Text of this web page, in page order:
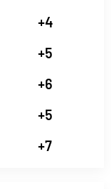
+4
+5
+6
+5
+7